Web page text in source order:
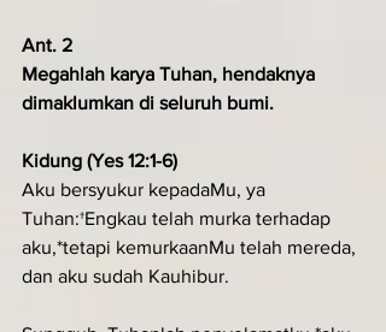
Ant. 2
Megahlah karya Tuhan, hendaknya
dimaklumkan di seluruh bumi.
Kidung (Yes 12:1-6)
Aku bersyukur kepadaMu, ya
Tuhan:†Engkau telah murka terhadap
aku,*tetapi kemurkaanMu telah mereda,
dan aku sudah Kauhibur.